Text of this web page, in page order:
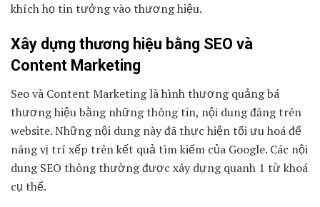
khích họ tin tưởng vào thương hiệu.
Xây dựng thương hiệu bằng SEO và
Content Marketing
Seo và Content Marketing là hình thương quảng bá
thương hiệu bằng những thông tin, nội dung đăng trên
website. Những nội dung này đã thực hiện tối ưu hoá để
nâng vị trí xếp trên kết quả tìm kiếm của Google. Các nội
dung SEO thông thường được xây dựng quanh 1 từ khoá
cụ thể.